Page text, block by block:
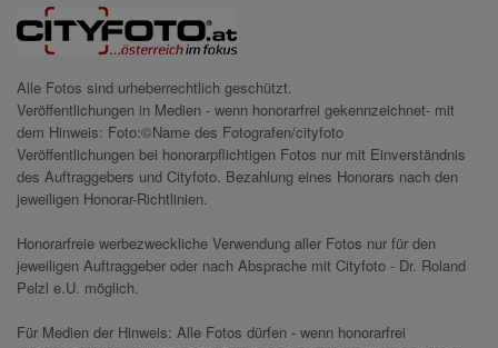
Alle Fotos sind urheberrechtlich geschützt.
Veröffentlichungen in Medien - wenn honorarfrei gekennzeichnet- mit
dem Hinweis: Foto:©Name des Fotografen/cityfoto
Veröffentlichungen bei honorarpflichtigen Fotos nur mit Einverständnis
des Auftraggebers und Cityfoto. Bezahlung eines Honorars nach den
jeweiligen Honorar-Richtlinien.
Honorarfreie werbezweckliche Verwendung aller Fotos nur für den
jeweiligen Auftraggeber oder nach Absprache mit Cityfoto - Dr. Roland
Pelzl e.U. möglich.
Für Medien der Hinweis: Alle Fotos dürfen - wenn honorarfrei